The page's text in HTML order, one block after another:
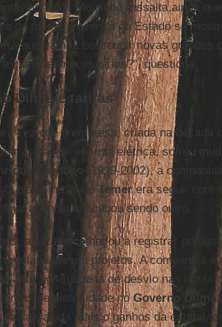
diz. Moutinho ressalta ainda
do país a presença do Estado se
que vamos conseguir novas grandes
expansões necessárias?", questiona.
Dilma e tarifas
vez que a empresa, criada na década
usinas de energia elétrica, sofreu
Cardoso
(1999-2002), a
O plano inicial de Temerera seguir com
final anunciado acabou sendo outro.
a estatal começou a registrar
em projetos. A companhia
Jatopor suspeita de desvio nas obras
de eletricidade noGoverno Dilma,
a cair ainda mais o ganhos da estatal,